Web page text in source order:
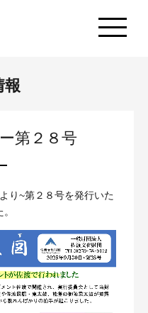
報
第２８号
り~第２８号を発行いた